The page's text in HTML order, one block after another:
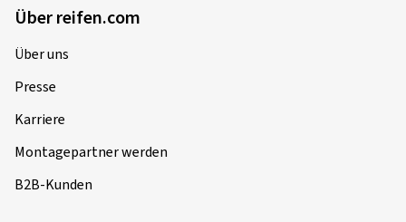
Über reifen.com
Über uns
Presse
Karriere
Montagepartner werden
B2B-Kunden